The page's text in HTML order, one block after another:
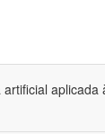
artificial